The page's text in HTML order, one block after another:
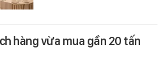
hàng vừa mua gần 20 tấn